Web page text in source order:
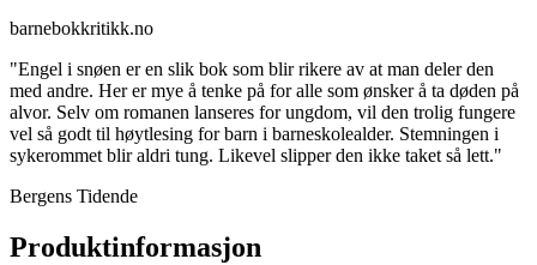
barnebokkritikk.no
"Engel i snøen er en slik bok som blir rikere av at man deler den
med andre. Her er mye å tenke på for alle som ønsker å ta døden på
alvor. Selv om romanen lanseres for ungdom, vil den trolig fungere
vel så godt til høytlesing for barn i barneskolealder. Stemningen i
sykerommet blir aldri tung. Likevel slipper den ikke taket så lett."
Bergens Tidende
Produktinformasjon